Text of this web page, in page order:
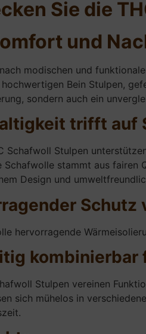
Sie die
und
modischen und
hochwertigen Bein Stulpen,
sondern auch ein
trifft auf
Schafwoll Stulpen
Schafwolle stammt aus fairen
Design und
Schutz
hervorragende
kombinierbar
Stulpen vereinen
sich mühelos in